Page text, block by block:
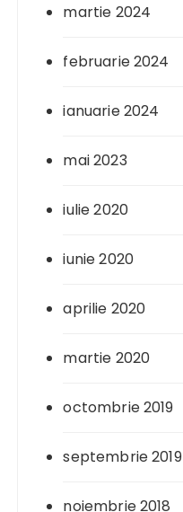
martie 2024
februarie 2024
ianuarie 2024
mai 2023
iulie 2020
iunie 2020
aprilie 2020
martie 2020
octombrie 2019
septembrie 2019
noiembrie 2018